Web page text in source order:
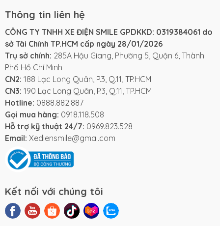
Thông tin liên hệ
CÔNG TY TNHH XE ĐIỆN SMILE GPDKKD: 0319384061 do
sở Tài Chính TP.HCM cấp ngày 28/01/2026
Trụ sở chính: 285A Hậu Giang, Phường 5, Quận 6, Thành
Phố Hồ Chí Minh
CN2: 188 Lạc Long Quân, P.3, Q.11, TP.HCM
CN3: 190 Lạc Long Quân, P.3, Q.11, TP.HCM
Hotline: 0888.882.887
Gọi mua hàng: 0918.118.508
Hỗ trợ kỹ thuật 24/7: 0969.823.528
Email: Xediensmile@gmai.com
Kết nối với chúng tôi